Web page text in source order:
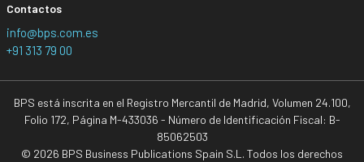
Contactos
info@bps.com.es
+91 313 79 00
BPS está inscrita en el Registro Mercantil de Madrid, Volumen 24.100,
Folio 172, Página M-433036 - Número de Identificación Fiscal: B-
85062503
© 2026 BPS Business Publications Spain S.L. Todos los derechos